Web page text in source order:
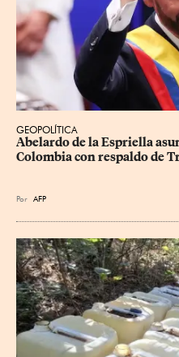
GEOPOLÍTICA
Abelardo de la Espriella
Colombia con respaldo de
Por AFP